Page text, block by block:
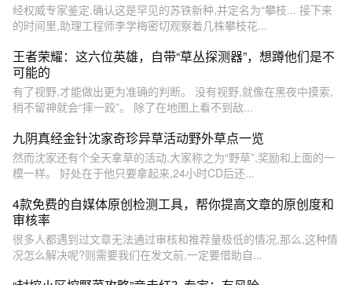
经权威专家鉴定,确认这是罕见的苏铁新种,并定名为“攀枝... 接下来
的时间里,助理工程师李学梅密切观察着几株攀枝花...
王者荣耀：这六位英雄，自带“草丛探测器”，想蹲他们是不
可能的
有了视野,才能做出更为准确的判断。 没有视野,就像在黑夜中摸索,
稍不留神就会“摔一跤”。 除了在地图上看不到敌...
九阴真经金针沈家奇珍异草活动野外草点一览
然而沈家还有个全天拿草的活动,大家称之为“野草”,奖励和上面的一
模一样。 好处在于他只要拿起来,24小时CD后还...
4款免费的自媒体原创检测工具，帮你提高文章的原创度和
审核率
很多人都遇到过文章无法通过审核和推荐量极低的情况,那么,这种情
况怎么解决呢?则需要我们在发文前,一定要借助自...